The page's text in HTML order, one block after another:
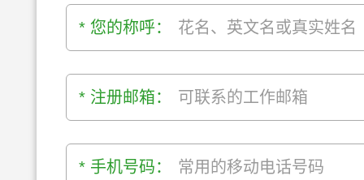
* 您的称呼：
* 注册邮箱：
* 手机号码：